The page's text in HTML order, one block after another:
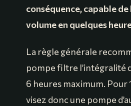
conséquence, capable
volume en quelques
La règle générale
pompe filtre l’intégralité
6 heures maximum.
visez donc une pompe